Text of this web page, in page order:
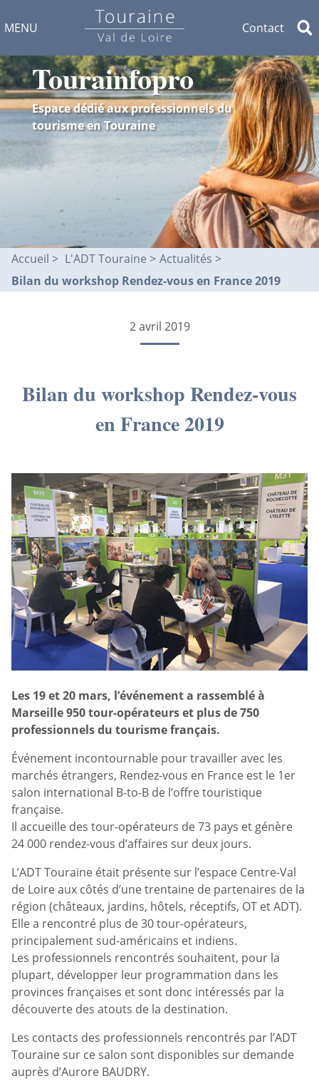
MENU Contact
Tourainfopro
Espace dédié aux professionnels du
tourisme en Touraine
Accueil L'ADT Touraine > Actualités
Bilan du workshop Rendez-vous en France 2019
2 avril 2019
Bilan du workshop Rendez-vous
en France 2019
Les 19 et 20 mars, l’événement a rassemblé à
Marseille 950 tour-opérateurs et plus de 750
professionnels du tourisme français.
Événement incontournable pour travailler avec les
marchés étrangers, Rendez-vous en France est le 1er
salon international B-to-B de l’offre touristique
française.
Il accueille des tour-opérateurs de 73 pays et génère
24 000 rendez-vous d’affaires sur deux jours.
L’ADT Touraine était présente sur l’espace Centre-Val
de Loire aux côtés d’une trentaine de partenaires de la
région (châteaux, jardins, hôtels, réceptifs, OT et ADT).
Elle a rencontré plus de 30 tour-opérateurs,
principalement sud-américains et indiens.
Les professionnels rencontrés souhaitent, pour la
plupart, développer leur programmation dans les
provinces françaises et sont donc intéressés par la
découverte des atouts de la destination.
Les contacts des professionnels rencontrés par l’ADT
Touraine sur ce salon sont disponibles sur demande
auprès d’Aurore BAUDRY.